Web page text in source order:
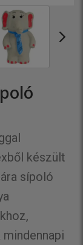
készült
sípoló